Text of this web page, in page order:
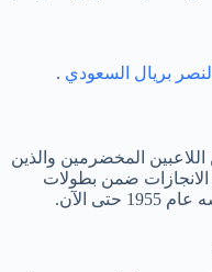
بريال السعودي .
المخضرمين والذين
الانجازات ضمن بطولات
الآن.